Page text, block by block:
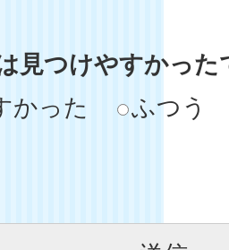
見つけやすかった
かった
ふつう